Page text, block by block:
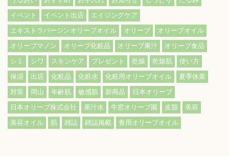
イベント
イベント出店
エイジングケア
エキストラバージンオリーブオイル
オリーブ
オリーブオイル
オリーブマノン
オリーブ化粧品 オリーブ果汁
オリーブ食品
シミ
シワ スキンケア プレゼント 乾燥 乾燥肌
使い方
保湿
出店 化粧品 化粧水 化粧用オリーブオイル
夏季休業
対策
岡山 年齢肌 敏感肌 新商品
日本オリーブ
日本オリーブ株式会社
果汁水 牛窓オリーブ園 皮脂
美容
美容オイル
肌 雑誌 雑誌掲載 食用オリーブオイル